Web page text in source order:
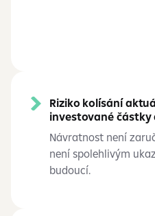
Riziko kolísání
investované částky
Návratnost není
není spolehlivým
budoucí.